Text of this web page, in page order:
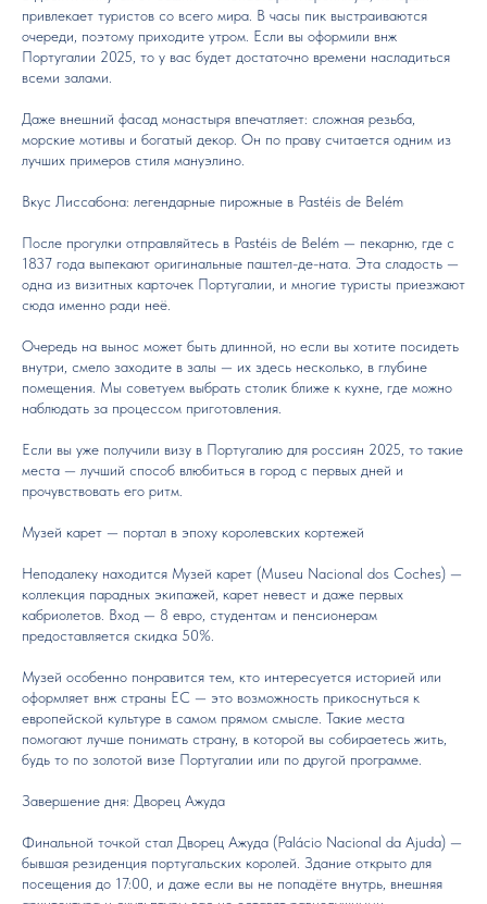
привлекает туристов со всего мира. В часы пик выстраиваются
очереди, поэтому приходите утром. Если вы оформили внж
Португалии 2025, то у вас будет достаточно времени насладиться
всеми залами.
Даже внешний фасад монастыря впечатляет: сложная резьба,
морские мотивы и богатый декор. Он по праву считается одним из
лучших примеров стиля мануэлино.
Вкус Лиссабона: легендарные пирожные в Pastéis de Belém
После прогулки отправляйтесь в Pastéis de Belém — пекарню, где с
1837 года выпекают оригинальные паштел-де-ната. Эта сладость —
одна из визитных карточек Португалии, и многие туристы приезжают
сюда именно ради неё.
Очередь на вынос может быть длинной, но если вы хотите посидеть
внутри, смело заходите в залы — их здесь несколько, в глубине
помещения. Мы советуем выбрать столик ближе к кухне, где можно
наблюдать за процессом приготовления.
Если вы уже получили визу в Португалию для россиян 2025, то такие
места — лучший способ влюбиться в город с первых дней и
прочувствовать его ритм.
Музей карет — портал в эпоху королевских кортежей
Неподалеку находится Музей карет (Museu Nacional dos Coches) —
коллекция парадных экипажей, карет невест и даже первых
кабриолетов. Вход — 8 евро, студентам и пенсионерам
предоставляется скидка 50%.
Музей особенно понравится тем, кто интересуется историей или
оформляет внж страны ЕС — это возможность прикоснуться к
европейской культуре в самом прямом смысле. Такие места
помогают лучше понимать страну, в которой вы собираетесь жить,
будь то по золотой визе Португалии или по другой программе.
Завершение дня: Дворец Ажуда
Финальной точкой стал Дворец Ажуда (Palácio Nacional da Ajuda) —
бывшая резиденция португальских королей. Здание открыто для
посещения до 17:00, и даже если вы не попадёте внутрь, внешняя